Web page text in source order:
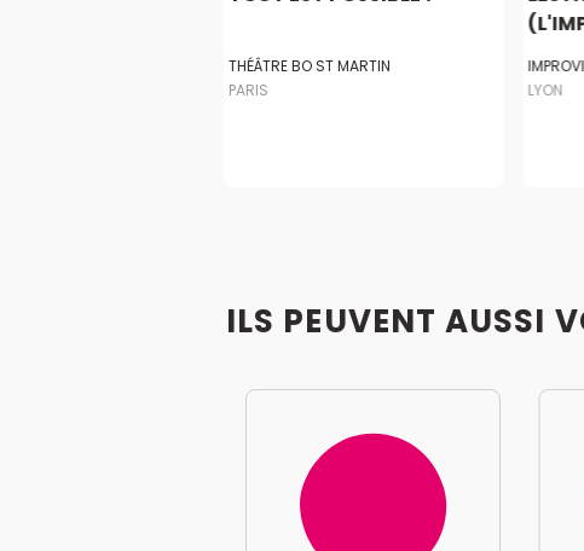
THÉÂTRE BO ST MARTIN
PARIS
LYON
ILS PEUVENT AUSSI